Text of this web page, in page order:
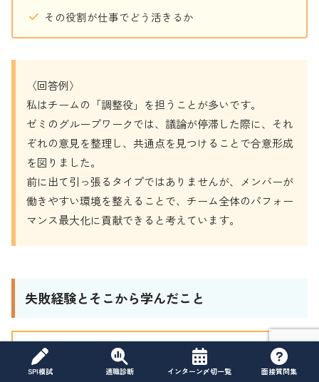
その役割が仕事でどう活きるか
〈回答例〉
私はチームの「調整役」を担うことが多いです。
ゼミのグループワークでは、議論が停滞した際に、それ
ぞれの意見を整理し、共通点を見つけることで合意形成
を図りました。
前に出て引っ張るタイプではありませんが、メンバーが
働きやすい環境を整えることで、チーム全体のパフォー
マンス最大化に貢献できると考えています。
失敗経験とそこから学んだこと
これまでの人生で最大の失敗は何ですか？
SPI模試 適職診断 インターン〆切一覧 面接質問集